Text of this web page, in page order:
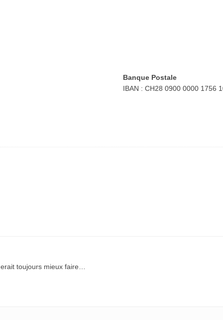
Banque Postale
IBAN : CH28 0900 0000 1756
toujours mieux faire…